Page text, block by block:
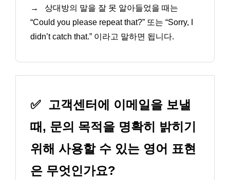
→
상대방의 말을 잘 못 알아들었을 때는
“Could you please repeat that?” 또는 “Sorry, I
didn’t catch that.” 이라고 말하면 됩니다.
✅ 고객센터에 이메일을 보낼
때, 문의 목적을 명확히 밝히기
위해 사용할 수 있는 영어 표현
은 무엇인가요?